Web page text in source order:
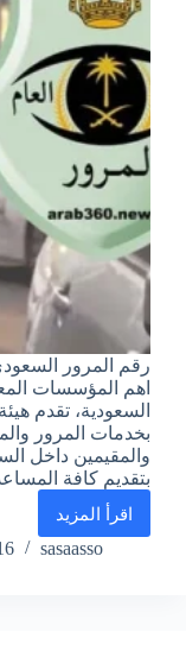
رقم المرور
اهم المؤسسات
السعودية، تقدم
بخدمات المرور
والمقيمين داخل
بتقديم كافة
اقرأ المزيد
رقم
المرور
sasaasso
16